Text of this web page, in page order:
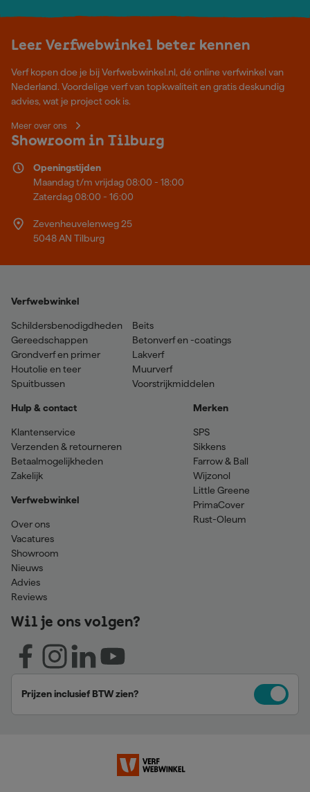
Leer Verfwebwinkel beter kennen
Verf kopen doe je bij Verfwebwinkel.nl, dé online verfwinkel van
Nederland. Voordelige verf van topkwaliteit en gratis deskundig
advies, wat je project ook is.
Meer over ons
Showroom in Tilburg
Openingstijden
Maandag t/m vrijdag 08:00 - 18:00
Zaterdag 08:00 - 16:00
Zevenheuvelenweg 25
5048 AN Tilburg
Verfwebwinkel
Schildersbenodigdheden
Gereedschappen
Grondverf en primer
Houtolie en teer
Spuitbussen
Beits
Betonverf en -coatings
Lakverf
Muurverf
Voorstrijkmiddelen
Hulp & contact
Klantenservice
Verzenden & retourneren
Betaalmogelijkheden
Zakelijk
Verfwebwinkel
Over ons
Vacatures
Showroom
Nieuws
Advies
Reviews
Merken
SPS
Sikkens
Farrow & Ball
Wijzonol
Little Greene
PrimaCover
Rust-Oleum
Wil je ons volgen?
Prijzen inclusief BTW zien?